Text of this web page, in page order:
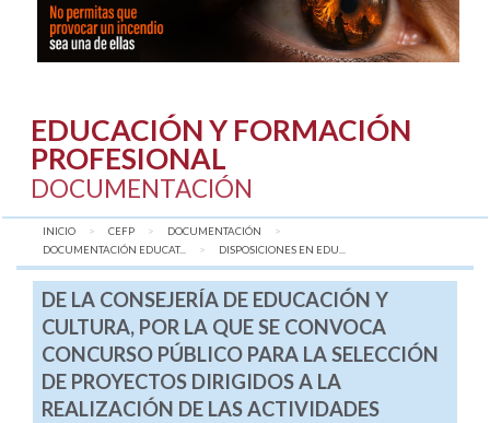
EDUCACIÓN Y FORMACIÓN
PROFESIONAL
DOCUMENTACIÓN
INICIO CEFP
DOCUMENTACIÓN
DOCUMENTACIÓN EDUCAT...
AQUÍ:
DISPOSICIONES EN EDU...
DE LA CONSEJERÍA DE EDUCACIÓN Y
CULTURA, POR LA QUE SE CONVOCA
CONCURSO PÚBLICO PARA LA SELECCIÓN
DE PROYECTOS DIRIGIDOS A LA
REALIZACIÓN DE LAS ACTIVIDADES